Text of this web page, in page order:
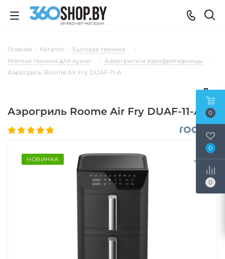
Главная - Каталог - Бытовая техника
-
Мелкая техника для кухни
- Аэрогрили и аэрофритюрницы
-
Аэрогриль Roome Air Fry DUAF-11-A
Аэрогриль Roome Air Fry DUAF-11-A
НОВИНКА
0
0
0